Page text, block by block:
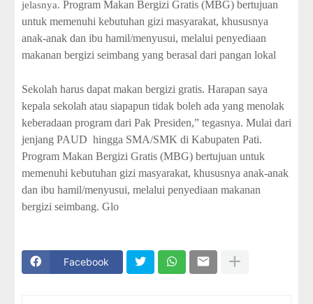
jelasnya. Program Makan Bergizi Gratis (MBG) bertujuan
untuk memenuhi kebutuhan gizi masyarakat, khususnya
anak-anak dan ibu hamil/menyusui, melalui penyediaan
makanan bergizi seimbang yang berasal dari pangan lokal
Sekolah harus dapat makan bergizi gratis. Harapan saya
kepala sekolah atau siapapun tidak boleh ada yang menolak
keberadaan program dari Pak Presiden,” tegasnya. Mulai dari
jenjang PAUD hingga SMA/SMK di Kabupaten Pati.
Program Makan Bergizi Gratis (MBG) bertujuan untuk
memenuhi kebutuhan gizi masyarakat, khususnya anak-anak
dan ibu hamil/menyusui, melalui penyediaan makanan
bergizi seimbang. Glo
Facebook